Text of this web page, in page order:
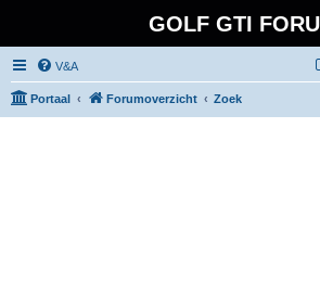
GOLF GTI
V&A
Portaal Forumoverzicht Zoek